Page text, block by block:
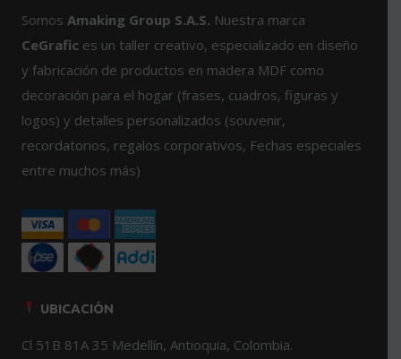
de
producto
página
de
producto
Somos Amaking Group S.A.S. Nuestra marca
CeGrafic es un taller creativo, especializado en diseño
y fabricación de productos en madera MDF como
decoración para el hogar (frases, cuadros, figuras y
logos) y detalles personalizados (souvenir,
recordatorios, regalos corporativos, Fechas especiales
entre muchos más)
UBICACIÓN
Cl 51B 81A 35 Medellín, Antioquia, Colombia.